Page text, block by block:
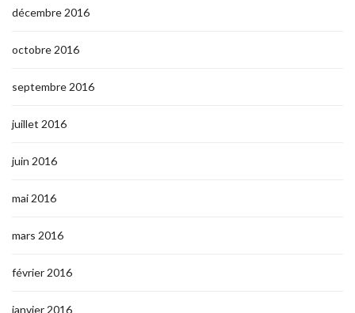
décembre 2016
octobre 2016
septembre 2016
juillet 2016
juin 2016
mai 2016
mars 2016
février 2016
janvier 2016